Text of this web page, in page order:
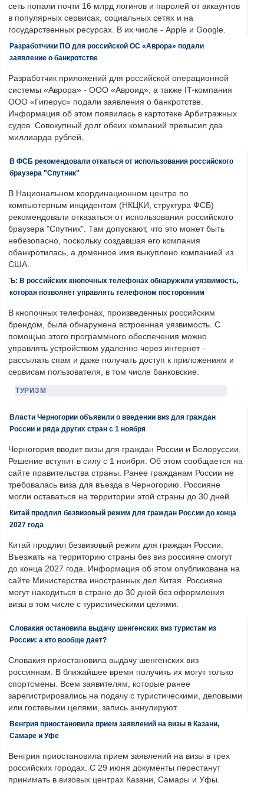
сеть попали почти 16 млрд логинов и паролей от аккаунтов
в популярных сервисах, социальных сетях и на
государственных ресурсах. В их числе - Apple и Google.
Разработчики ПО для российской ОС «Аврора» подали
заявление о банкротстве
Разработчик приложений для российской операционной
системы «Аврора» - ООО «Авроид», а также IT-компания
ООО «Гиперус» подали заявления о банкротстве.
Информация об этом появилась в картотеке Арбитражных
судов. Совокупный долг обеих компаний превысил два
миллиарда рублей.
В ФСБ рекомендовали откаться от использования российского
браузера "Спутник"
В Национальном координационном центре по
компьютерным инцидентам (НКЦКИ, структура ФСБ)
рекомендовали отказаться от использования российского
браузера "Спутник". Там допускают, что это может быть
небезопасно, поскольку создавшая его компания
обанкротилась, а доменное имя выкуплено компанией из
США.
Ъ: В российских кнопочных телефонах обнаружили уязвимость,
которая позволяет управлять телефоном посторонним
В кнопочных телефонах, произведенных российским
брендом, была обнаружена встроенная уязвимость. С
помощью этого программного обеспечения можно
управлять устройством удаленно через интернет -
рассылать спам и даже получать доступ к приложениям и
сервисам пользователя, в том числе банковские.
ТУРИЗМ
Власти Черногории объявили о введении виз для граждан
России и ряда других стран с 1 ноября
Черногория вводит визы для граждан России и Белоруссии.
Решение вступит в силу с 1 ноября. Об этом сообщается на
сайте правительства страны. Ранее гражданам России не
требовалась виза для въезда в Черногорию. Россияне
могли оставаться на территории этой страны до 30 дней.
Китай продлил безвизовый режим для граждан России до конца
2027 года
Китай продлил безвизовый режим для граждан России.
Въезжать на территорию страны без виз россияне смогут
до конца 2027 года. Информация об этом опубликована на
сайте Министерства иностранных дел Китая. Россияне
могут находиться в стране до 30 дней без оформления
визы в том числе с туристическими целями.
Словакия остановила выдачу шенгенских виз туристам из
России: а кто вообще дает?
Словакия приостановила выдачу шенгенских виз
россиянам. В ближайшее время получить их могут только
спортсмены. Всем заявителям, которые ранее
зарегистрировались на подачу с туристическими, деловыми
или гостевыми целями, запись аннулируют.
Венгрия приостановила прием заявлений на визы в Казани,
Самаре и Уфе
Венгрия приостановила прием заявлений на визы в трех
российских городах. С 29 июня документы перестанут
принимать в визовых центрах Казани, Самары и Уфы.